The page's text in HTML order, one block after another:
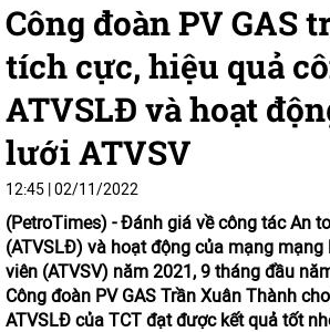
Công đoàn PV GAS
tích cực, hiệu quả
ATVSLĐ và hoạt
lưới ATVSV
12:45 | 02/11/2022
(PetroTimes) -Đánh giá về công tác An
(ATVSLĐ) và hoạt động của mạng
viên (ATVSV) năm 2021, 9 tháng đầu
Công đoàn PV GAS Trần Xuân Thành
ATVSLĐ của TCT đạt được kết quả tốt